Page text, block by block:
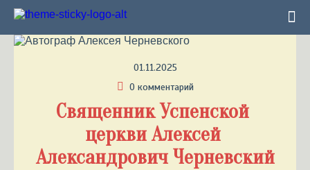
01.11.2025
0 комментарий
Священник Успенской
церкви Алексей
Александрович Черневский